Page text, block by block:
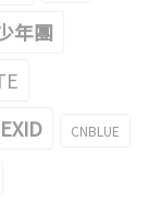
年團
EXID CNBLUE